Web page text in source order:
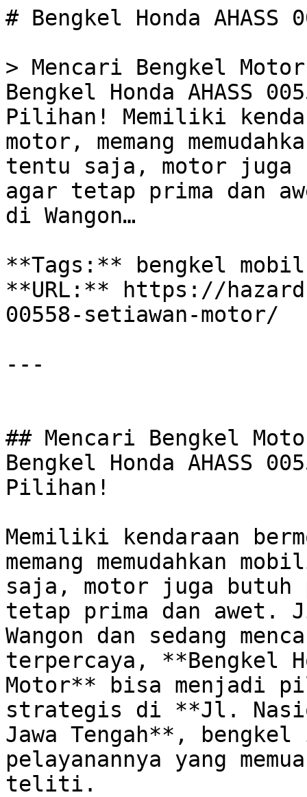
# Bengkel Honda AHASS
> Mencari Bengkel
Bengkel Honda AHASS
Pilihan! Memiliki
motor, memang
tentu saja, motor juga
agar tetap prima dan
di Wangon…
**Tags:** bengkel
**URL:** https://
00558-setiawan-motor/
---
## Mencari Bengkel
Bengkel Honda AHASS
Pilihan!
Memiliki kendaraan
memang memudahkan
saja, motor juga butuh
tetap prima dan awet.
Wangon dan sedang
terpercaya, **Bengkel
Motor** bisa menjadi
strategis di **Jl.
Jawa Tengah**,
pelayanannya yang
teliti.